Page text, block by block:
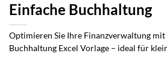
Einfache Buchhaltung
Optimieren Sie Ihre Finanzverwaltung
Buchhaltung Excel Vorlage – ideal für